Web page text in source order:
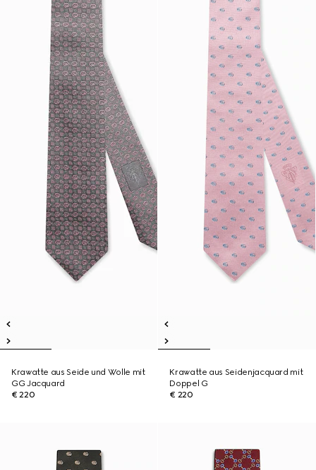
Krawatte aus Seide und Wolle mit
GG Jacquard
€ 220
Krawatte aus Seidenjacquard mit
Doppel G
€ 220